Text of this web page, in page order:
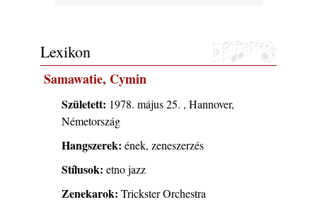
tudok… 19. rész: XXXI. Szoboszlói
Dixieland Napok (Hajdúszoboszló – 2026.
augusztus 21-22-23.)
2026. augusztus 08.
Jazz-rock albumok 1986-ból - Shakatak
„Into the Blue”
2026. augusztus 08.
Fusio Group feat. Kertész Erika "New
Visions" lemezbemutató koncert
2026. augusztus 07.
Lexikon
Samawatie, Cymin
Született: 1978. május 25. , Hannover,
Németország
Hangszerek: ének, zeneszerzés
Stílusok: etno jazz
Zenekarok: Trickster Orchestra